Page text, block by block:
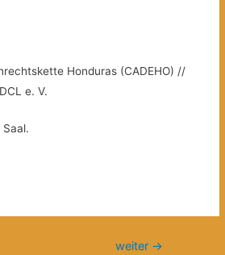
Honduras (CADEHO) //
e. V.
weiter →